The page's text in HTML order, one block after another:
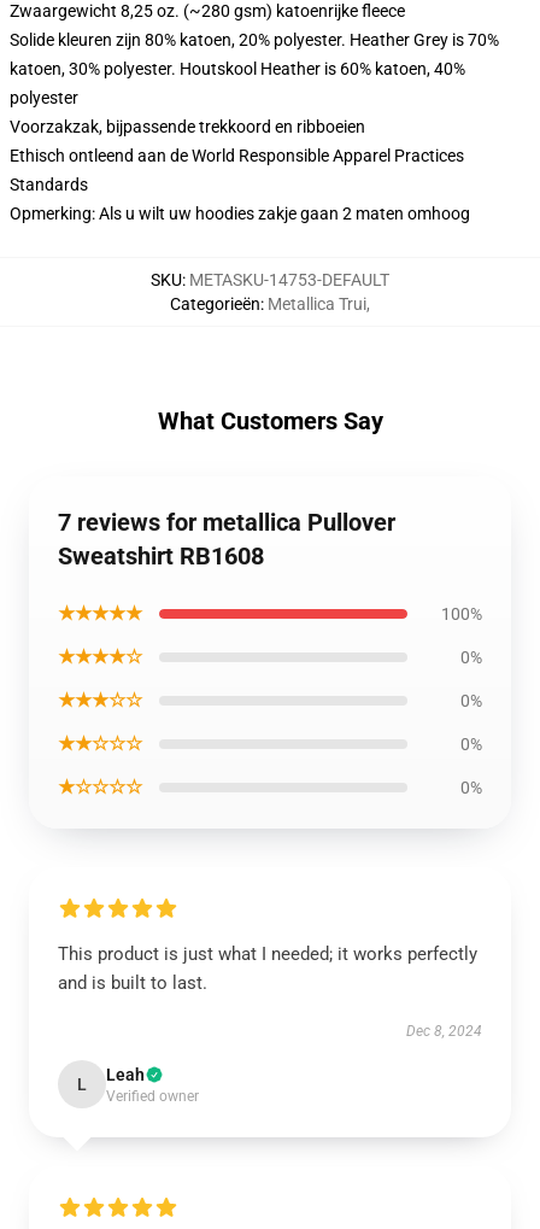
Zwaargewicht 8,25 oz. (~280 gsm) katoenrijke fleece
Solide kleuren zijn 80% katoen, 20% polyester. Heather Grey is 70%
katoen, 30% polyester. Houtskool Heather is 60% katoen, 40%
polyester
Voorzakzak, bijpassende trekkoord en ribboeien
Ethisch ontleend aan de World Responsible Apparel Practices
Standards
Opmerking: Als u wilt uw hoodies zakje gaan 2 maten omhoog
SKU: METASKU-14753-DEFAULT
Categorieën: Metallica Trui,
What Customers Say
7 reviews for metallica Pullover
Sweatshirt RB1608
★★★★★ 100%
★★★★☆ 0%
★★★☆☆ 0%
★★☆☆☆ 0%
★☆☆☆☆ 0%
This product is just what I needed; it works perfectly
and is built to last.
Dec 8, 2024
L Leah
Verified owner